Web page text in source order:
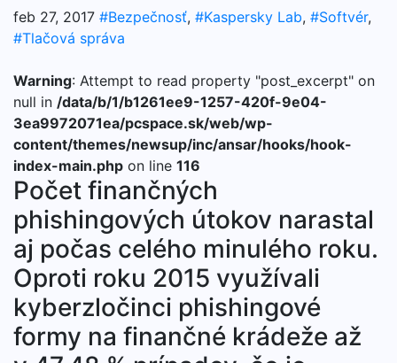
feb 27, 2017 #Bezpečnosť, #Kaspersky Lab, #Softvér,
#Tlačová správa
Warning: Attempt to read property "post_excerpt" on
null in /data/b/1/b1261ee9-1257-420f-9e04-
3ea9972071ea/pcspace.sk/web/wp-
content/themes/newsup/inc/ansar/hooks/hook-
index-main.php on line 116
Počet finančných
phishingových útokov narastal
aj počas celého minulého roku.
Oproti roku 2015 využívali
kyberzločinci phishingové
formy na finančné krádeže až